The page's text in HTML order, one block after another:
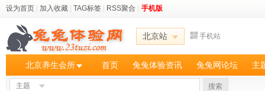
设为首页 加入收藏 TAG标签 RSS聚合 手机版
北京站 手机站
北京养生会所 首页 兔兔体验资讯 兔兔网论坛 主
主题 搜索